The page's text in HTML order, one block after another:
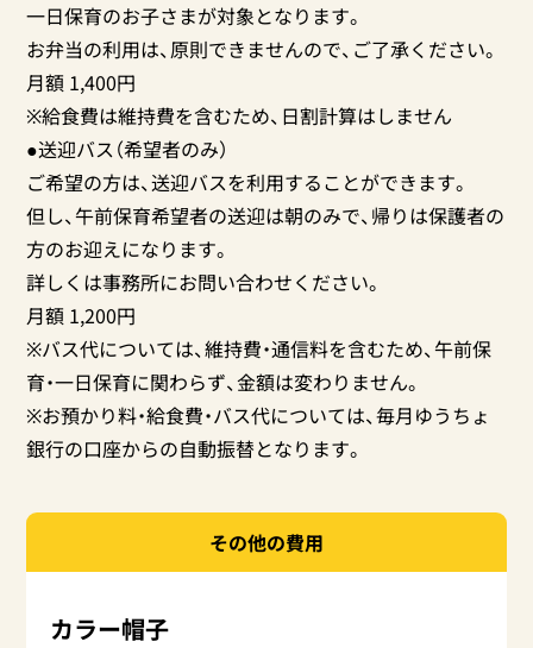
一日保育のお子さまが対象となります。
お弁当の利用は、原則できませんので、ご了承ください。
月額 1,400円
※給食費は維持費を含むため、日割計算はしません
●送迎バス（希望者のみ）
ご希望の方は、送迎バスを利用することができます。
但し、午前保育希望者の送迎は朝のみで、帰りは保護者の
方のお迎えになります。
詳しくは事務所にお問い合わせください。
月額 1,200円
※バス代については、維持費・通信料を含むため、午前保
育・一日保育に関わらず、金額は変わりません。
※お預かり料・給食費・バス代については、毎月ゆうちょ
銀行の口座からの自動振替となります。
その他の費用
カラー帽子